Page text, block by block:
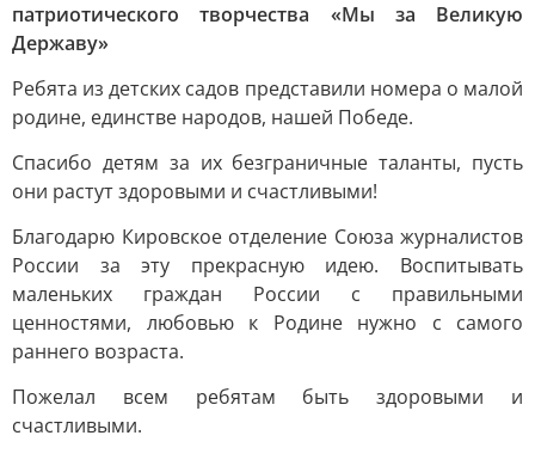
патриотического творчества «Мы за Великую
Державу»
Ребята из детских садов представили номера о малой
родине, единстве народов, нашей Победе.
Спасибо детям за их безграничные таланты, пусть
они растут здоровыми и счастливыми!
Благодарю Кировское отделение Союза журналистов
России за эту прекрасную идею. Воспитывать
маленьких граждан России с правильными
ценностями, любовью к Родине нужно с самого
раннего возраста.
Пожелал всем ребятам быть здоровыми и
счастливыми.